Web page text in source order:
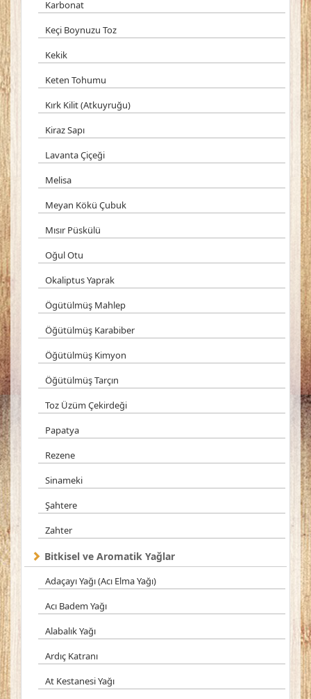
Karbonat
Keçi Boynuzu Toz
Kekik
Keten Tohumu
Kırk Kilit (Atkuyruğu)
Kiraz Sapı
Lavanta Çiçeği
Melisa
Meyan Kökü Çubuk
Mısır Püskülü
Oğul Otu
Okaliptus Yaprak
Ögütülmüş Mahlep
Öğütülmüş Karabiber
Öğütülmüş Kimyon
Öğütülmüş Tarçın
Toz Üzüm Çekirdeği
Papatya
Rezene
Sinameki
Şahtere
Zahter
Bitkisel ve Aromatik Yağlar
Adaçayı Yağı (Acı Elma Yağı)
Acı Badem Yağı
Alabalık Yağı
Ardıç Katranı
At Kestanesi Yağı